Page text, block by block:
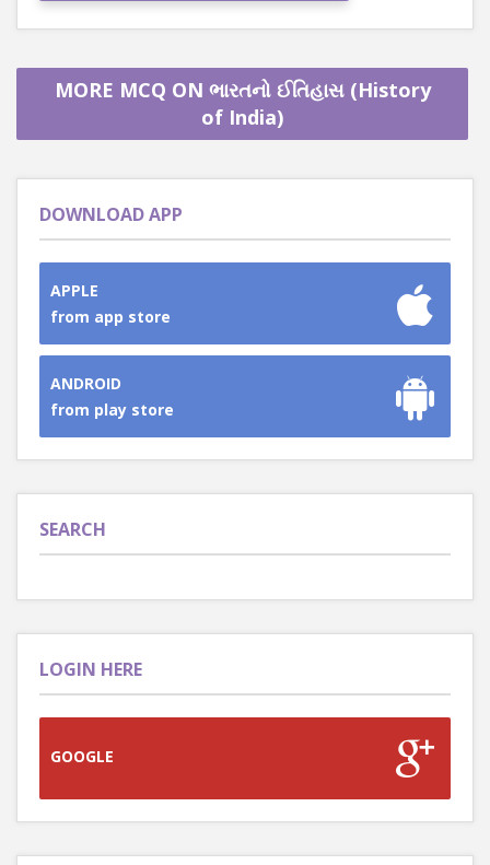
MORE MCQ ON ભારતનો ઈતિહાસ (History
of India)
DOWNLOAD APP
APPLE
from app store
ANDROID
from play store
SEARCH
LOGIN HERE
GOOGLE